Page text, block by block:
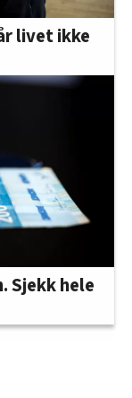
livet ikke
Sjekk hele